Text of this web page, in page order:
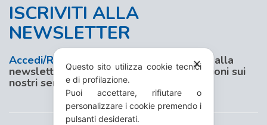
ISCRIVITI ALLA
NEWSLETTER
Accedi/Registrati al nostro sito e iscriviti alla
newsletter per aggiornamenti e promozioni sui
nostri servizi
✕
Questo sito utilizza cookie tecnici
e di profilazione.
Puoi accettare, rifiutare o
personalizzare i cookie premendo i
pulsanti desiderati.